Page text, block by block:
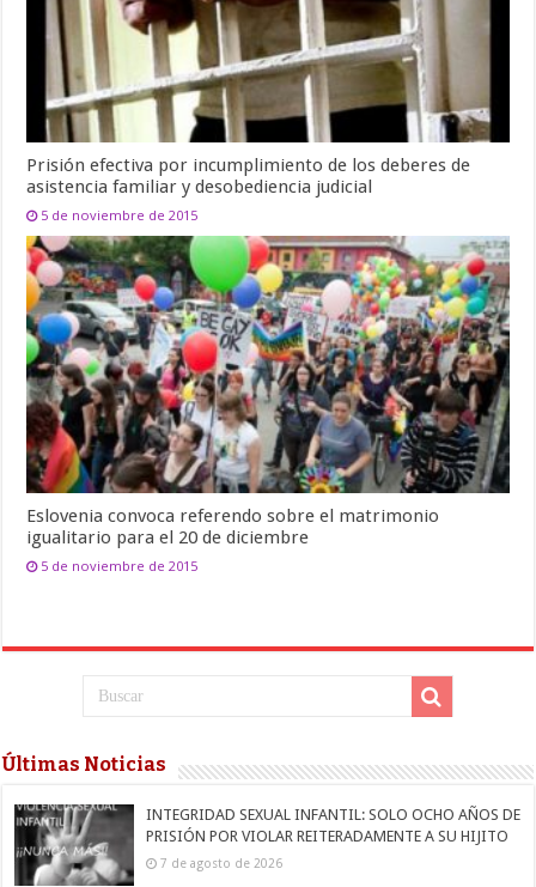
Prisión efectiva por incumplimiento de los deberes de
asistencia familiar y desobediencia judicial
5 de noviembre de 2015
Eslovenia convoca referendo sobre el matrimonio
igualitario para el 20 de diciembre
5 de noviembre de 2015
Últimas Noticias
INTEGRIDAD SEXUAL INFANTIL: SOLO OCHO AÑOS DE
PRISIÓN POR VIOLAR REITERADAMENTE A SU HIJITO
7 de agosto de 2026